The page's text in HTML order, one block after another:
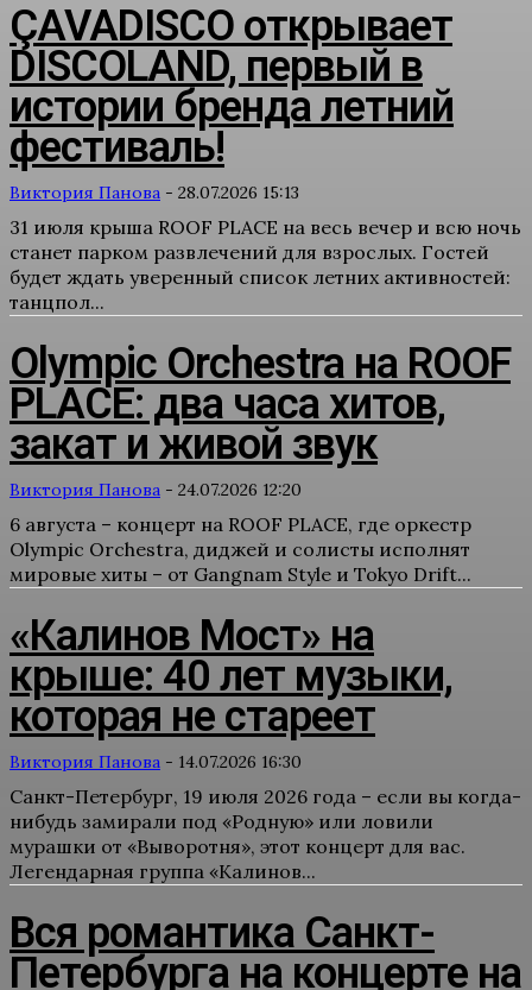
ÇAVADISCO открывает
DISCOLAND, первый в
истории бренда летний
фестиваль!
Виктория Панова - 28.07.2026 15:13
31 июля крыша ROOF PLACE на весь вечер и всю ночь
станет парком развлечений для взрослых. Гостей
будет ждать уверенный список летних активностей:
танцпол...
Olympic Orchestra на ROOF
PLACE: два часа хитов,
закат и живой звук
Виктория Панова - 24.07.2026 12:20
6 августа – концерт на ROOF PLACE, где оркестр
Olympic Orchestra, диджей и солисты исполнят
мировые хиты – от Gangnam Style и Tokyo Drift...
«Калинов Мост» на
крыше: 40 лет музыки,
которая не стареет
Виктория Панова - 14.07.2026 16:30
Санкт-Петербург, 19 июля 2026 года – если вы когда-
нибудь замирали под «Родную» или ловили
мурашки от «Выворотня», этот концерт для вас.
Легендарная группа «Калинов...
Вся романтика Санкт-
Петербурга на концерте на